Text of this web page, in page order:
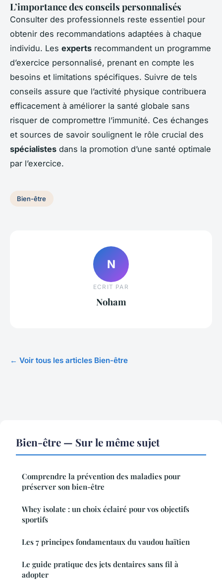
L’importance des conseils personnalisés
Consulter des professionnels reste essentiel pour
obtenir des recommandations adaptées à chaque
individu. Les experts recommandent un programme
d’exercice personnalisé, prenant en compte les
besoins et limitations spécifiques. Suivre de tels
conseils assure que l’activité physique contribuera
efficacement à améliorer la santé globale sans
risquer de compromettre l’immunité. Ces échanges
et sources de savoir soulignent le rôle crucial des
spécialistes dans la promotion d’une santé optimale
par l’exercice.
Bien-être
N
ECRIT PAR
Noham
← Voir tous les articles Bien-être
Bien-être — Sur le même sujet
Comprendre la prévention des maladies pour
préserver son bien-être
Whey isolate : un choix éclairé pour vos objectifs
sportifs
Les 7 principes fondamentaux du vaudou haïtien
Le guide pratique des jets dentaires sans fil à
adopter